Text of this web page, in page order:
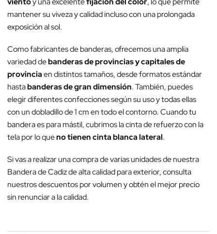
mantener su viveza y calidad incluso con una prolongada
exposición al sol.
Como fabricantes de banderas, ofrecemos una amplia
variedad debanderas de provincias y capitales de
provinciaen distintos tamaños, desde formatos estándar
hastabanderas de gran dimensión. También, puedes
elegir diferentes confecciones según su uso y todas ellas
con un dobladillo de 1 cm en todo el contorno. Cuando tu
bandera es para mástil, cubrimos la cinta de refuerzo con la
tela por lo queno tienen cinta blanca lateral.
Si vas a realizar una compra de varias unidades de nuestra
Bandera de Cadiz de alta calidad para exterior, consulta
nuestros descuentos por volumen y obtén el mejor precio
sin renunciar a la calidad.